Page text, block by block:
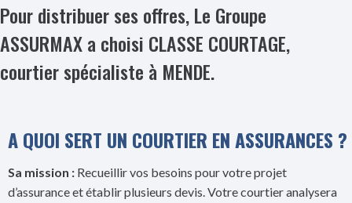
Pour distribuer ses offres, Le Groupe
ASSURMAX a choisi CLASSE COURTAGE,
courtier spécialiste à MENDE.
A QUOI SERT UN COURTIER EN ASSURANCES ?
Sa mission : Recueillir vos besoins pour votre projet
d’assurance et établir plusieurs devis. Votre courtier analysera